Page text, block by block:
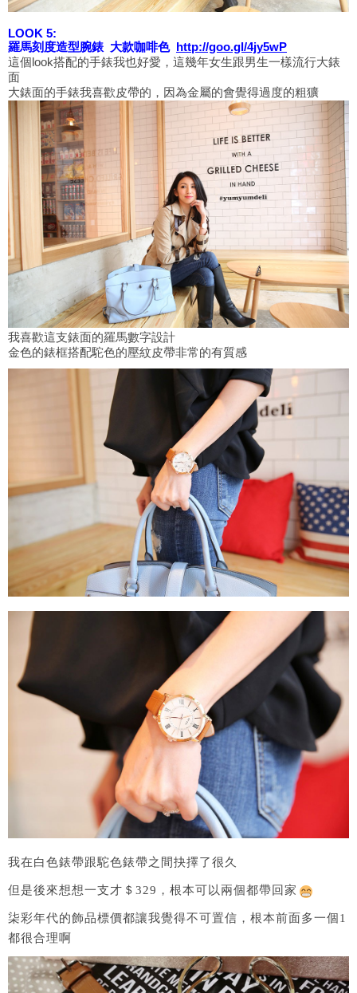
LOOK 5:
羅馬刻度造型腕錶 大款咖啡色 http://goo.gl/4jy5wP
這個look搭配的手錶我也好愛，這幾年女生跟男生一樣流行大錶
面
大錶面的手錶我喜歡皮帶的，因為金屬的會覺得過度的粗獷
我喜歡這支錶面的羅馬數字設計
金色的錶框搭配駝色的壓紋皮帶非常的有質感
我在白色錶帶跟駝色錶帶之間抉擇了很久
但是後來想想一支才＄329，根本可以兩個都帶回家
柒彩年代的飾品標價都讓我覺得不可置信，根本前面多一個1
都很合理啊